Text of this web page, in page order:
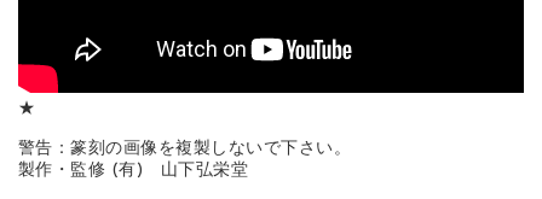
★
警告：篆刻の画像を複製しないで下さい。
製作・監修 (有) 山下弘栄堂